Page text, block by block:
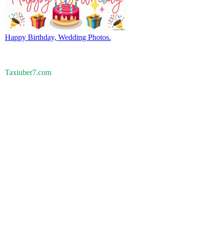
Happy Birthday, Wedding Photos.
Taxiuber7.com